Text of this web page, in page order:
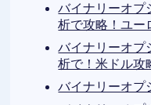
バイナリーオプ
析で攻略！ユー
バイナリーオプ
析で！米ドル攻
バイナリーオプ